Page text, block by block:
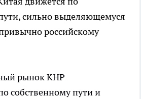
сильно выделяющемуся
российскому
рынок КНР
собственному пути и